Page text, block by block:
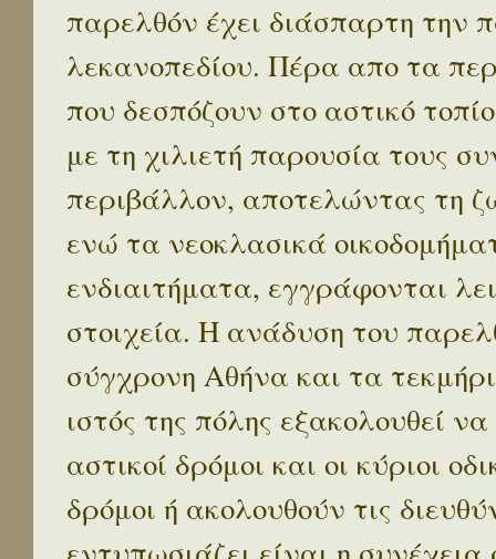
παρελθόν έχει διάσπαρτη την
λεκανοπεδίου. Πέρα απο τα
που δεσπόζουν στο αστικό
με τη χιλιετή παρουσία τους
περιβάλλον, αποτελώντας τη
ενώ τα νεοκλασικά
ενδιαιτήματα, εγγράφονται
στοιχεία. Η ανάδυση του
σύγχρονη Αθήνα και τα
ιστός της πόλης εξακολουθεί
αστικοί δρόμοι και οι κύριοι
δρόμοι ή ακολουθούν τις